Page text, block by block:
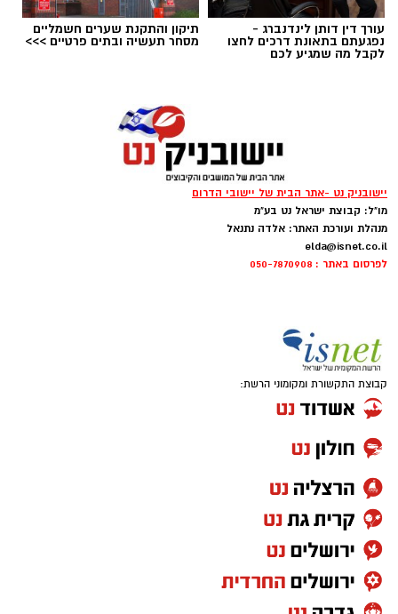
‏כדי לעקוב אחרי הערוץ יישובניק נט ב-WhatsApp:‏‏‏
יש לכם מידע חשוב שטרם נחשף? צילומים מאירוע
עורך דין דותן לינדנברג -
נפגעתם בתאונת דרכים לחצו
לקבל מה שמגיע לכם
תיקון והתקנת שערים חשמליים
מסחר תעשיה ובתים פרטיים >>>
יישובניק נט -אתר הבית של יישובי הדרום
מו"ל: קבוצת ישראל נט בע"מ
מנהלת ועורכת האתר: אלדה נתנאל
elda@isnet.co.il
לפרסום באתר : 050-7870908
קבוצת התקשורת ומקומוני הרשת: